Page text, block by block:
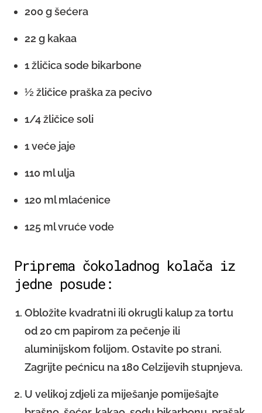
200 g šećera
22 g kakaa
1 žličica sode bikarbone
½ žličice praška za pecivo
1/4 žličice soli
1 veće jaje
110 ml ulja
120 ml mlaćenice
125 ml vruće vode
Priprema čokoladnog kolača iz
jedne posude:
Obložite kvadratni ili okrugli kalup za tortu
od 20 cm papirom za pečenje ili
aluminijskom folijom. Ostavite po strani.
Zagrijte pećnicu na 180 Celzijevih stupnjeva.
U velikoj zdjeli za miješanje pomiješajte